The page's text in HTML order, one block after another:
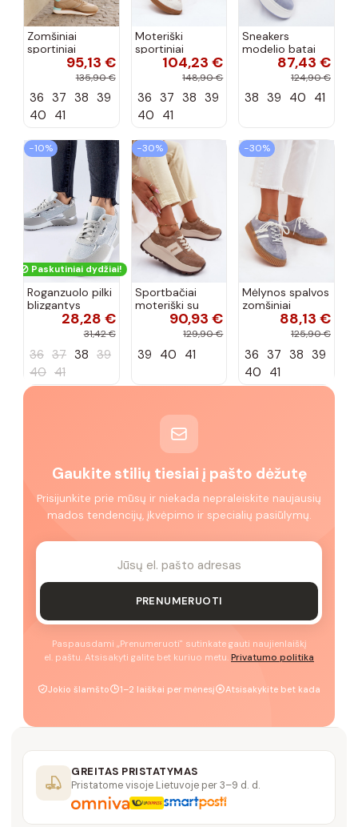
Zomšiniai
sportiniai
moterims Big
HI-POLY
SYSTEM smėlio
95,13 €
135,90 €
36 37 38 39
40 41
Moteriški
sportiniai
bateliai Daniel
Lopez Just Dare
gyvūnų rašto
smėlio spalvos
104,23 €
148,90 €
36 37 38 39
40 41
Sneakers
modelio batai
Moteriškas su
platforma
zomšosoĮa
87,43 €
124,90 €
38 39 40 41
−10%
Paskutiniai dydžiai!
Roganzuolo pilki
blizgantys
sportbačiai28,28 €
31,42 €
36 37 38 39
40 41
−30%
Sportbačiai
moteriški su
platforma iš
natūralaus
spalvos Rosinae
90,93 €
129,90 €
39 40 41
−30%
Mėlynos spalvos
zomšiniai
sportbačiai su
platforma Tai
88,13 €
125,90 €
36 37 38 39
40 41
Gaukite stilių tiesiai į pašto dėžutę
Prisijunkite prie mūsų ir niekada nepraleiskite naujausių
mados tendencijų, įkvėpimo ir specialių pasiūlymų.
PRENUMERUOTI
Paspausdami „Prenumeruoti" sutinkate gauti naujienlaiškį
el. paštu. Atsisakyti galite bet kuriuo metu. Privatumo politika
Jokio šlamšto 1–2 laiškai per mėnesį Atsisakykite bet kada
GREITAS PRISTATYMAS
Pristatome visoje Lietuvoje per 3–9 d. d.